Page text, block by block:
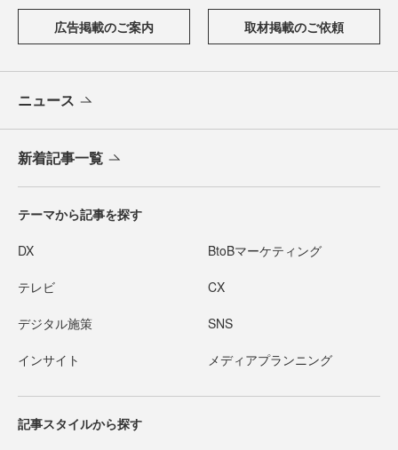
広告掲載のご案内 取材掲載のご依頼
ニュース
新着記事一覧
テーマから記事を探す
DX BtoBマーケティング
テレビ CX
デジタル施策 SNS
インサイト メディアプランニング
記事スタイルから探す